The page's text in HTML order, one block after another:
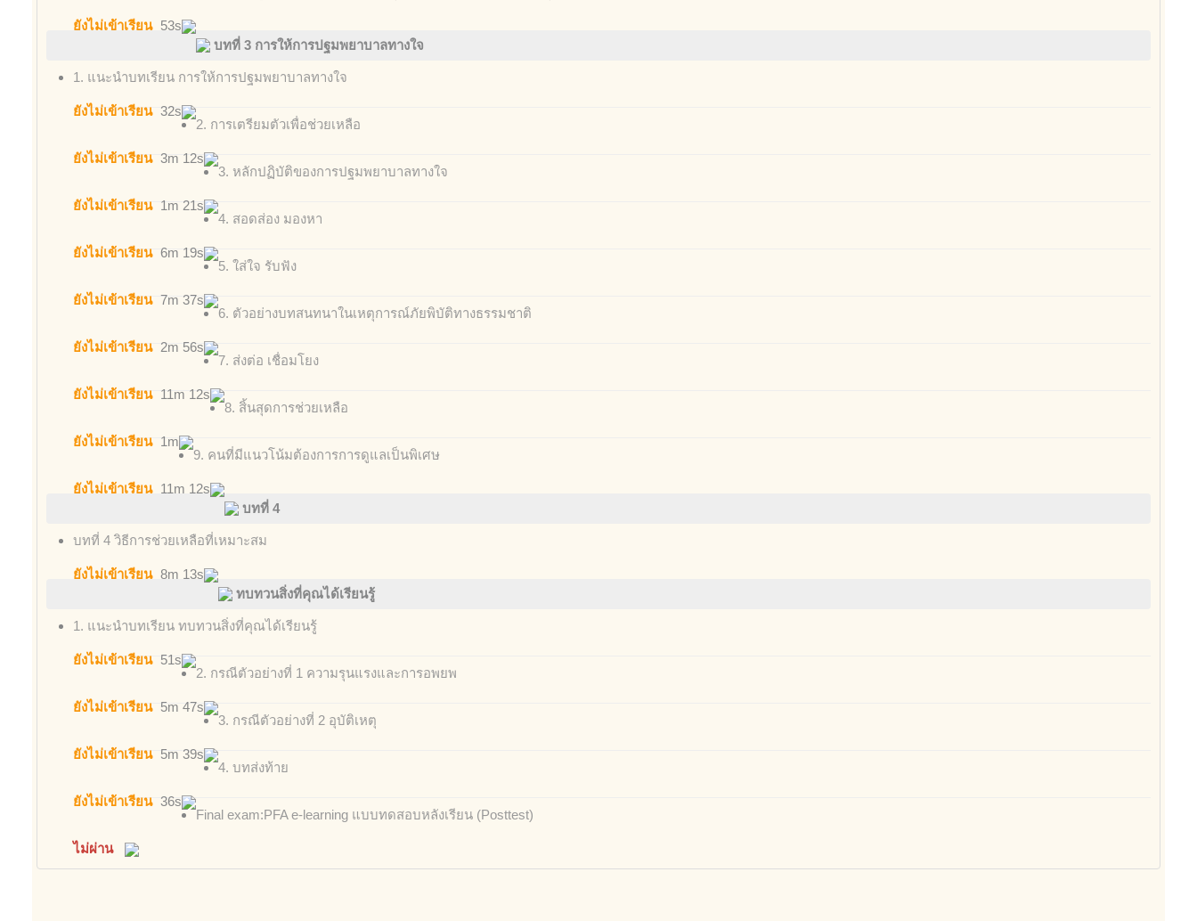
ยังไม่เข้าเรียน 53s
บทที่ 3 การให้การปฐมพยาบาลทางใจ
1. แนะนำบทเรียน การให้การปฐมพยาบาลทางใจ
ยังไม่เข้าเรียน 32s
2. การเตรียมตัวเพื่อช่วยเหลือ
ยังไม่เข้าเรียน 3m 12s
3. หลักปฏิบัติของการปฐมพยาบาลทางใจ
ยังไม่เข้าเรียน 1m 21s
4. สอดส่อง มองหา
ยังไม่เข้าเรียน 6m 19s
5. ใส่ใจ รับฟัง
ยังไม่เข้าเรียน 7m 37s
6. ตัวอย่างบทสนทนาในเหตุการณ์ภัยพิบัติทางธรรมชาติ
ยังไม่เข้าเรียน 2m 56s
7. ส่งต่อ เชื่อมโยง
ยังไม่เข้าเรียน 11m 12s
8. สิ้นสุดการช่วยเหลือ
ยังไม่เข้าเรียน 1m
9. คนที่มีแนวโน้มต้องการการดูแลเป็นพิเศษ
ยังไม่เข้าเรียน 11m 12s
บทที่ 4
บทที่ 4 วิธีการช่วยเหลือที่เหมาะสม
ยังไม่เข้าเรียน 8m 13s
ทบทวนสิ่งที่คุณได้เรียนรู้
1. แนะนำบทเรียน ทบทวนสิ่งที่คุณได้เรียนรู้
ยังไม่เข้าเรียน 51s
2. กรณีตัวอย่างที่ 1 ความรุนแรงและการอพยพ
ยังไม่เข้าเรียน 5m 47s
3. กรณีตัวอย่างที่ 2 อุบัติเหตุ
ยังไม่เข้าเรียน 5m 39s
4. บทส่งท้าย
ยังไม่เข้าเรียน 36s
Final exam:PFA e-learning แบบทดสอบหลังเรียน (Posttest)
ไม่ผ่าน